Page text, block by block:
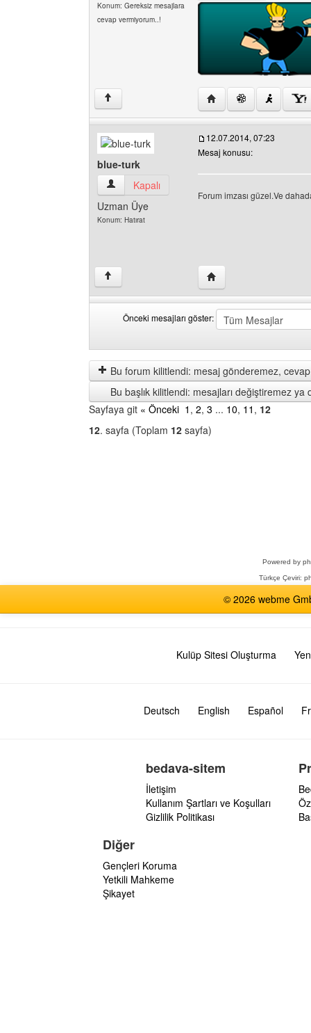
Konum: Gereksiz mesajlara
cevap vermiyorum..!
↑ Yazarın web sitesini
blue-turk
blue-turk Kullanıcının profilini görüntüle
Kapalı
Uzman Üye
Konum: Hatırat
12.07.2014, 07:23
Mesaj konusu:
Forum imzası güzel.Ve
↑ Yazarın web sitesini
Önceki mesajları göster:
mesajları
göster
by
Bu forum kilitlendi: mesaj gönderemez,
Bu başlık kilitlendi: mesajları değiştiremez ya
Sayfaya git « Önceki 1 , 2, 3 ... 10, 11 , 12
12. sayfa (Toplam 12 sayfa)
Powered by
Türkçe Çeviri:
© 2026 webme
Kulüp Sitesi Oluşturma
Deutsch English Español
bedava-sitem
İletişim
Kullanım Şartları ve Koşulları
Gizlilik Politikası
Diğer
Gençleri Koruma
Yetkili Mahkeme
Şikayet